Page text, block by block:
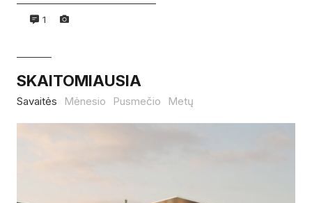
1
SKAITOMIAUSIA
Savaitės Mėnesio Pusmečio Metų